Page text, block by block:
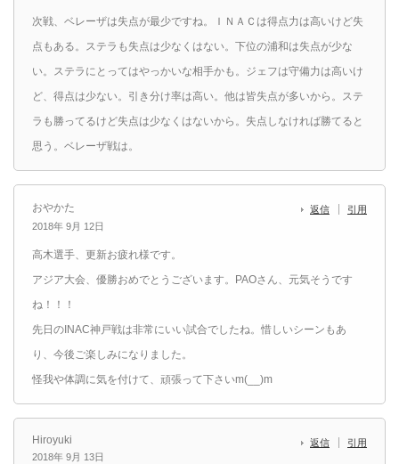
次戦、ベレーザは失点が最少ですね。ＩＮＡＣは得点力は高いけど失
点もある。ステラも失点は少なくはない。下位の浦和は失点が少な
い。ステラにとってはやっかいな相手かも。ジェフは守備力は高いけ
ど、得点は少ない。引き分け率は高い。他は皆失点が多いから。ステ
ラも勝ってるけど失点は少なくはないから。失点しなければ勝てると
思う。ベレーザ戦は。
おやかた
2018年 9月 12日
返信 引用
高木選手、更新お疲れ様です。
アジア大会、優勝おめでとうございます。PAOさん、元気そうです
ね！！！
先日のINAC神戸戦は非常にいい試合でしたね。惜しいシーンもあ
り、今後ご楽しみになりました。
怪我や体調に気を付けて、頑張って下さいm(__)m
Hiroyuki
2018年 9月 13日
返信 引用